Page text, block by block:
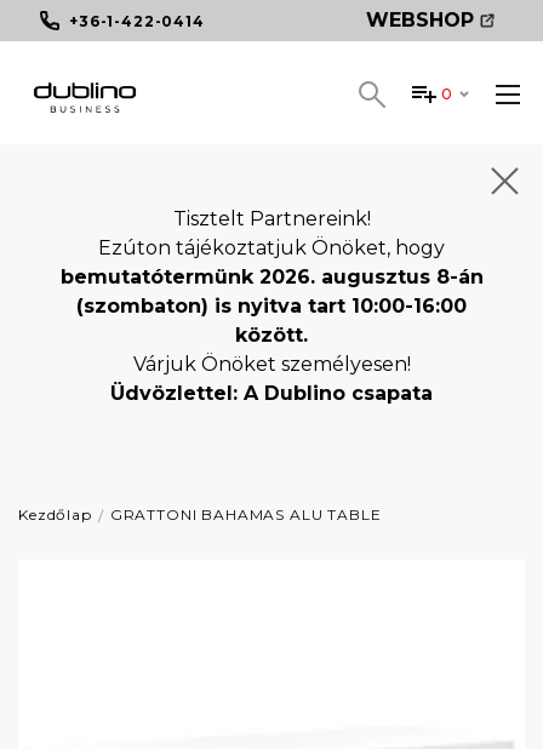
+36-1-422-0414 WEBSHOP
0
Tisztelt Partnereink!
Ezúton tájékoztatjuk Önöket, hogy
bemutatótermünk 2026. augusztus 8-án
(szombaton) is nyitva tart 10:00-16:00
között.
Várjuk Önöket személyesen!
Üdvözlettel: A Dublino csapata
Kezdőlap GRATTONI BAHAMAS ALU TABLE